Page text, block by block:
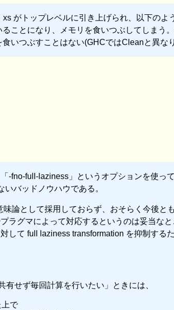
がトップレベルに引き上げられ、以下のよ
ことになり、メモリを食いつぶしてしまう
いつぶすことはない(GHCではCleanと異な
-fno-full-laziness」というオプションを使っ
バッドノウハウである。
論として採用しておらず、おそらく今後と
ラグマによって対応するというのは妥当な
して full laziness transformation を抑制する
せず毎回計算を行いたい」ときには、
で